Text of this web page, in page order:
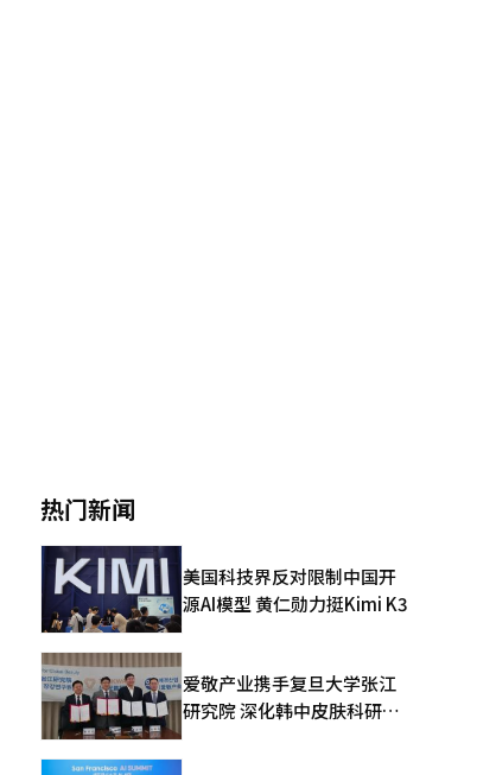
热门新闻
美国科技界反对限制中国开
源AI模型 黄仁勋力挺Kimi K3
爱敬产业携手复旦大学张江
研究院 深化韩中皮肤科研合